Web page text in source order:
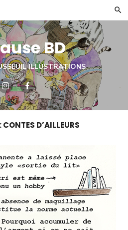
BD
ILLUSTRATIONS
CONTES D’AILLEURS